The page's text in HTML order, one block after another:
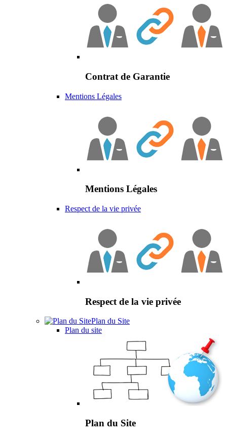
Contrat de Garantie
Mentions Légales
Mentions Légales
Respect de la vie privée
Respect de la vie privée
Plan du Site
Plan du site
Plan du Site